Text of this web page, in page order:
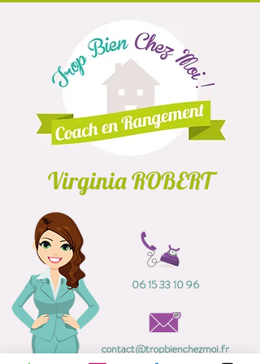
Virginia ROBERT
06 15 33 10 96
contact@tropbienchezmoi.fr